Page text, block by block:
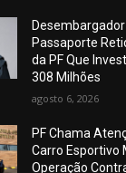
Passaporte
da PF Que
308 Milhões
agosto 6, 2026
PF Chama
Carro Esportivo
Operação